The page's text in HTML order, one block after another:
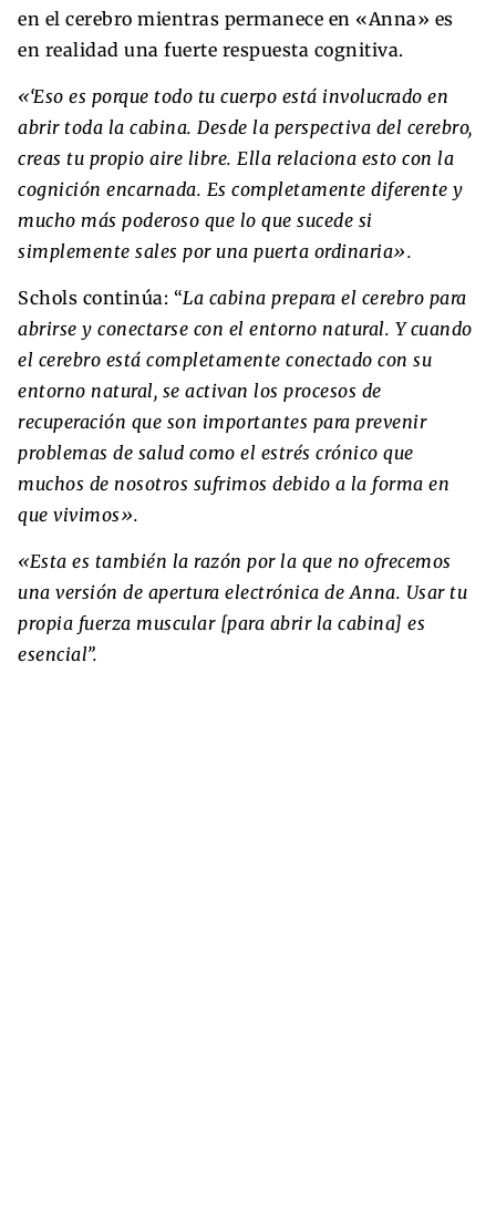
en el cerebro mientras permanece en «Anna» es
en realidad una fuerte respuesta cognitiva.
«‘Eso es porque todo tu cuerpo está involucrado en
abrir toda la cabina. Desde la perspectiva del cerebro,
creas tu propio aire libre. Ella relaciona esto con la
cognición encarnada. Es completamente diferente y
mucho más poderoso que lo que sucede si
simplemente sales por una puerta ordinaria».
Schols continúa: “La cabina prepara el cerebro para
abrirse y conectarse con el entorno natural. Y cuando
el cerebro está completamente conectado con su
entorno natural, se activan los procesos de
recuperación que son importantes para prevenir
problemas de salud como el estrés crónico que
muchos de nosotros sufrimos debido a la forma en
que vivimos».
«Esta es también la razón por la que no ofrecemos
una versión de apertura electrónica de Anna. Usar tu
propia fuerza muscular [para abrir la cabina] es
esencial”.